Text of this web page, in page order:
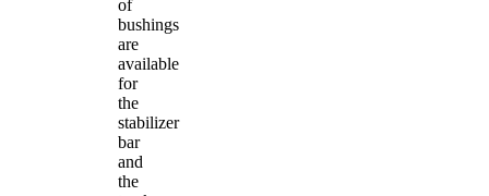
of
bushings
are
available
for
the
stabilizer
bar
and
the